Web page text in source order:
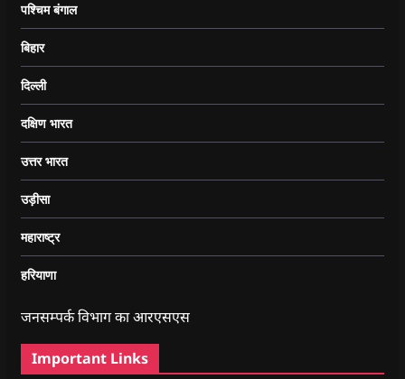
पश्चिम बंगाल
बिहार
दिल्ली
दक्षिण भारत
उत्तर भारत
उड़ीसा
महाराष्ट्र
हरियाणा
जनसम्पर्क विभाग का आरएसएस
Important Links